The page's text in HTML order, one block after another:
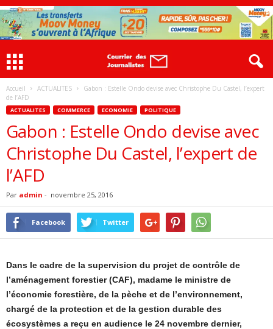
Accueil ACTUALITES
Gabon : Estelle Ondo devise avec Christophe Du Castel, l’expert
de l’AFD
ACTUALITES COMMERCE ECONOMIE POLITIQUE
Gabon : Estelle Ondo devise avec
Christophe Du Castel, l’expert de
l’AFD
Par admin - novembre 25, 2016
Facebook Twitter
Dans le cadre de la supervision du projet de contrôle de
l’aménagement forestier (CAF), madame le ministre de
l’économie forestière, de la pèche et de l’environnement,
chargé de la protection et de la gestion durable des
écosystèmes a reçu en audience le 24 novembre dernier,